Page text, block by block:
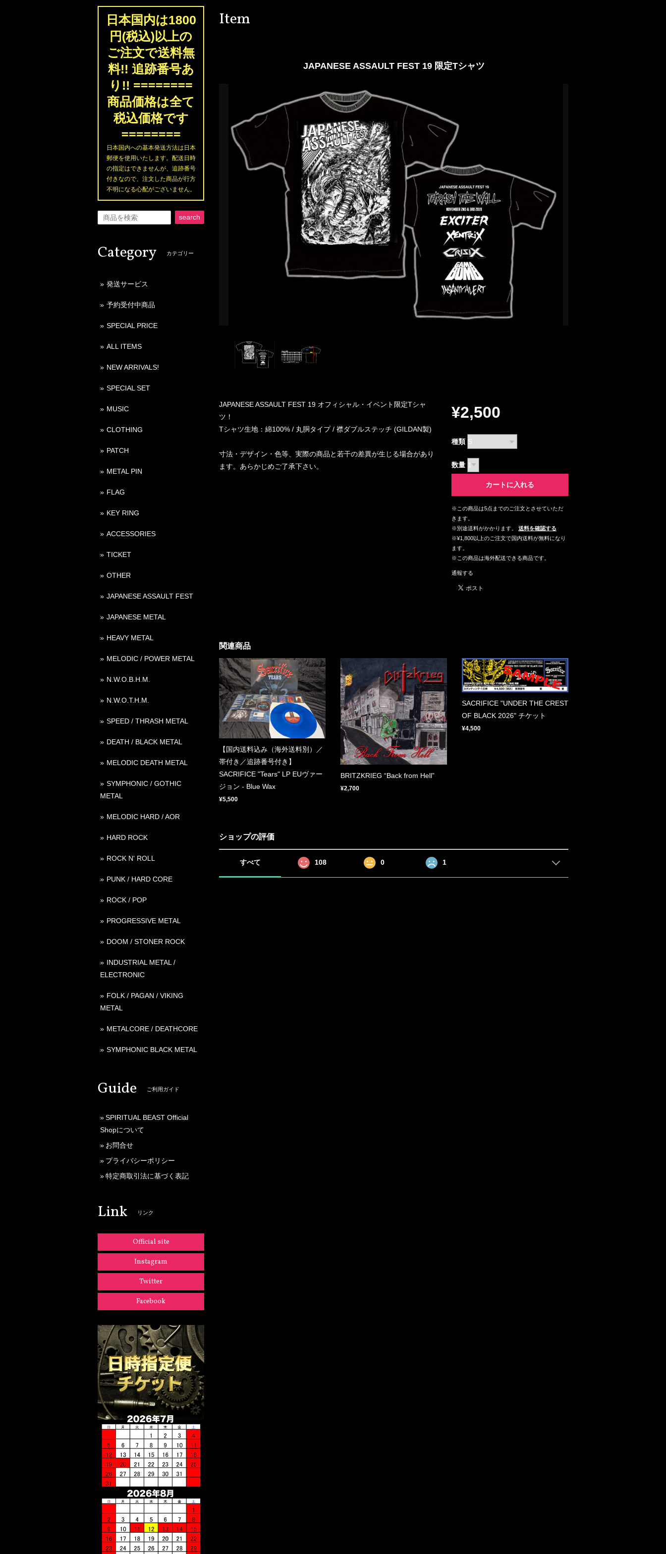
Item
JAPANESE ASSAULT FEST 19 限定Tシャツ
JAPANESE ASSAULT FEST 19 オフィシャル・イベント限定Tシャ
ツ！
Tシャツ生地：綿100% / 丸胴タイプ / 襟ダブルステッチ (GILDAN製)
寸法・デザイン・色等、実際の商品と若干の差異が生じる場合があり
ます。あらかじめご了承下さい。
¥2,500
種類
数量
カートに入れる
※この商品は5点までのご注文とさせていただ
きます。
※別途送料がかかります。
送料を確認する
※¥1,800以上のご注文で国内送料が無料になり
ます。
※この商品は海外配送できる商品です。
通報する
関連商品
【国内送料込み（海外送料別）／
帯付き／追跡番号付き】
SACRIFICE "Tears" LP EUヴァー
ジョン - Blue Wax
¥5,500
BRITZKRIEG “Back from Hell”
¥2,700
SACRIFICE "UNDER THE CREST
OF BLACK 2026" チケット
¥4,500
ショップの評価
すべて 108 0 1
日本国内は1800
円(税込)以上の
ご注文で送料無
料!! 追跡番号あ
り!! ========
商品価格は全て
税込価格です
========
日本国内への基本発送方法は日本
郵便を使用いたします。配送日時
の指定はできませんが、追跡番号
付きなので、注文した商品が行方
不明になる心配がございません。
search
Category カテゴリー
発送サービス
予約受付中商品
SPECIAL PRICE
ALL ITEMS
NEW ARRIVALS!
SPECIAL SET
MUSIC
CLOTHING
PATCH
METAL PIN
FLAG
KEY RING
ACCESSORIES
TICKET
OTHER
JAPANESE ASSAULT FEST
JAPANESE METAL
HEAVY METAL
MELODIC / POWER METAL
N.W.O.B.H.M.
N.W.O.T.H.M.
SPEED / THRASH METAL
DEATH / BLACK METAL
MELODIC DEATH METAL
SYMPHONIC / GOTHIC
METAL
MELODIC HARD / AOR
HARD ROCK
ROCK N' ROLL
PUNK / HARD CORE
ROCK / POP
PROGRESSIVE METAL
DOOM / STONER ROCK
INDUSTRIAL METAL /
ELECTRONIC
FOLK / PAGAN / VIKING
METAL
METALCORE / DEATHCORE
SYMPHONIC BLACK METAL
Guide ご利用ガイド
SPIRITUAL BEAST Official
Shopについて
お問合せ
プライバシーポリシー
特定商取引法に基づく表記
Link リンク
Official site
Instagram
Twitter
Facebook